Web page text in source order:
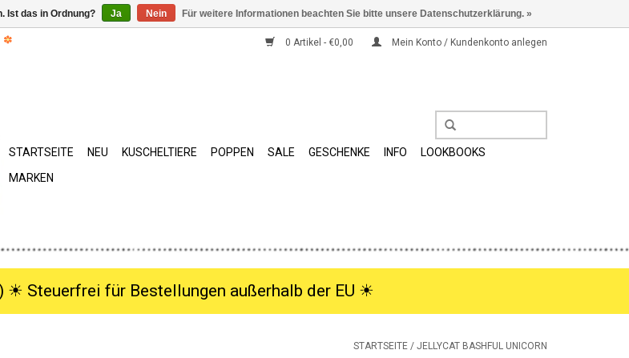
0 Artikel - €0,00 Mein Konto / Kundenkonto anlegen
STARTSEITE NEU KUSCHELTIERE POPPEN SALE GESCHENKE INFO
LOOKBOOKS
MARKEN
☀︎ Steuerfrei für Bestellungen außerhalb der EU ☀︎
STARTSEITE / JELLYCAT BASHFUL UNICORN
Ist das in Ordnung? Ja Nein Für weitere Informationen beachten Sie bitte unsere Datenschutzerklärung. »